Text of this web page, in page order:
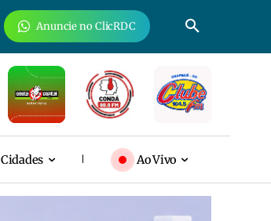
Anuncie no ClicRDC
Cidades Ao Vivo